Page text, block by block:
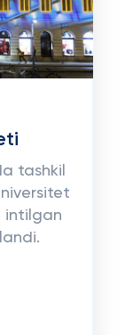
tashkil
intilgan